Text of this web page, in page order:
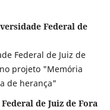
Federal de
Federal de Juiz de
projeto "Memória
de herança"
de Juiz de Fora